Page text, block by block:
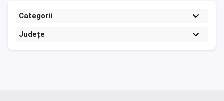
Categorii
Județe